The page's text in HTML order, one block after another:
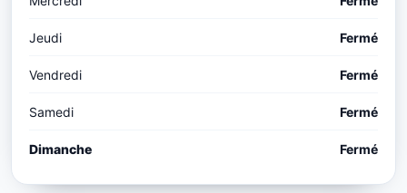
Jeudi Fermé
Vendredi Fermé
Samedi Fermé
Dimanche Fermé